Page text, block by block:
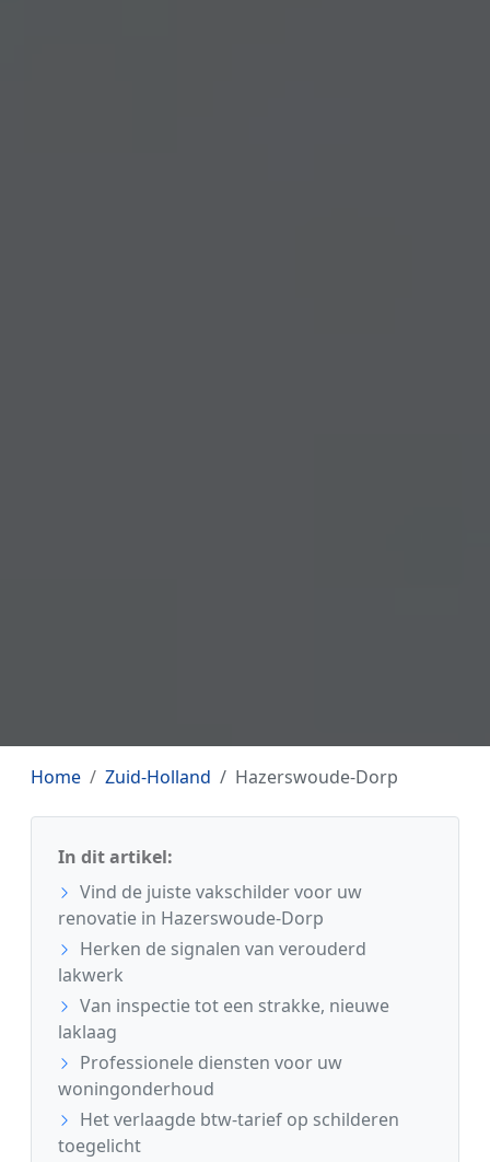
Home Zuid-Holland Hazerswoude-Dorp
In dit artikel:
Vind de juiste vakschilder voor uw
renovatie in Hazerswoude-Dorp
Herken de signalen van verouderd
lakwerk
Van inspectie tot een strakke, nieuwe
laklaag
Professionele diensten voor uw
woningonderhoud
Het verlaagde btw-tarief op schilderen
toegelicht